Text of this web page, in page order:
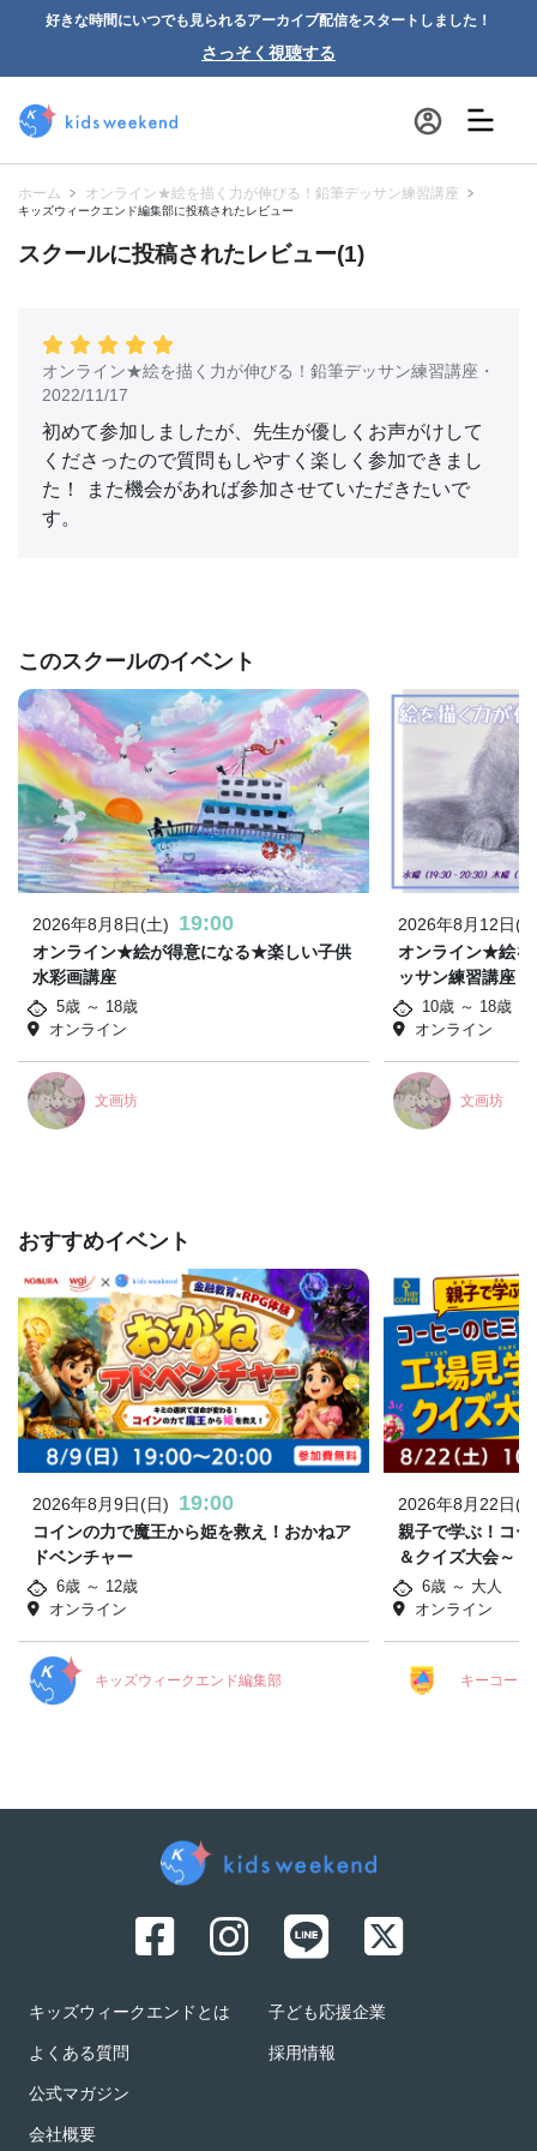
好きな時間にいつでも見られるアーカイブ配信をスタートしました！
さっそく視聴する
ホーム オンライン★絵を描く力が伸びる！鉛筆デッサン練習講座
キッズウィークエンド編集部に投稿されたレビュー
スクールに投稿されたレビュー(1)
オンライン★絵を描く力が伸びる！鉛筆デッサン練習講座 ・
2022/11/17
初めて参加しましたが、先生が優しくお声がけして
くださったので質問もしやすく楽しく参加できまし
た！ また機会があれば参加させていただきたいで
す。
このスクールのイベント
2026年8月8日(土) 19:00
オンライン★絵が得意になる★楽しい子供
水彩画講座
5歳 ～ 18歳
オンライン
文画坊
2026年8月12日(
オンライン★絵を
ッサン練習講座
10歳 ～ 18歳
オンライン
文画坊
おすすめイベント
2026年8月9日(日) 19:00
コインの力で魔王から姫を救え！おかねア
ドベンチャー
6歳 ～ 12歳
オンライン
キッズウィークエンド編集部
2026年8月22日(
親子で学ぶ！コ
＆クイズ大会～
6歳 ～ 大人
オンライン
キーコーヒ
キッズウィークエンドとは
よくある質問
公式マガジン
会社概要
子ども応援企業
採用情報